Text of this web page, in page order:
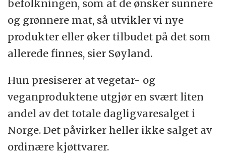
befolkningen, som at de ønsker sunnere
og grønnere mat, så utvikler vi nye
produkter eller øker tilbudet på det som
allerede finnes, sier Søyland.
Hun presiserer at vegetar- og
veganproduktene utgjør en svært liten
andel av det totale dagligvaresalget i
Norge. Det påvirker heller ikke salget av
ordinære kjøttvarer.